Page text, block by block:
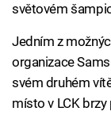
světovém
Jedním z
organizace
svém druhém
místo v LCK